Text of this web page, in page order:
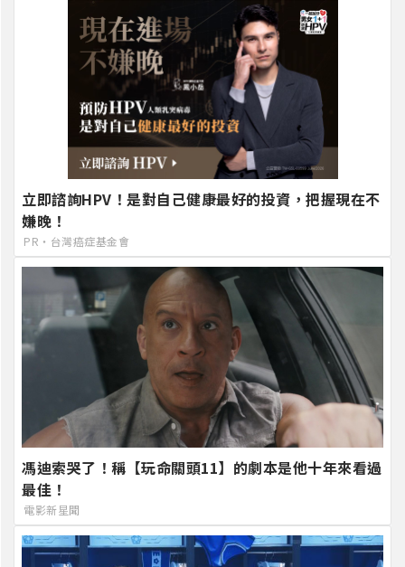
立即諮詢HPV！是對自己健康最好的投資，把握現在不
嫌晚！
PR・台灣癌症基金會
馮迪索哭了！稱【玩命關頭11】的劇本是他十年來看過
最佳！
電影新星聞